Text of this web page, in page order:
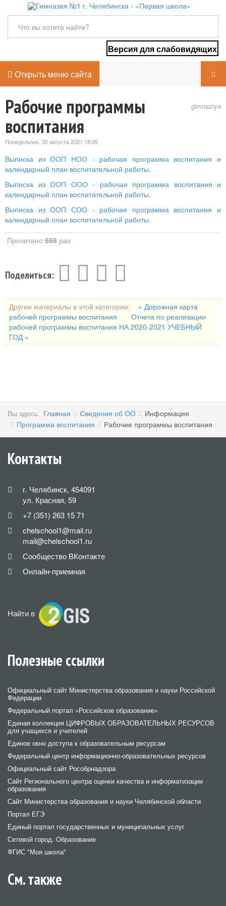
Версия для слабовидящих
Открыть меню сайта
gimnaziya
Рабочие программы
воспитания
Понедельник, 30 августа 2021 18:05
Выписка из ООП НОО - рабочая программа воспитания и
календарный план воспитательной работы.
Выписка из ООП ООО - рабочая программа воспитания и
календарный план воспитательной работы.
Выписка из ООП СОО - рабочая программа воспитания и
календарный план воспитательной работы.
Прочитано 666 раз
Поделиться:
Другие материалы в этой категории:
« Дорожная карта
рабочей программы воспитания
Отчета по реализации
рабочей программы воспитания НА 2020-2021 УЧЕБНЫЙ
ГОД »
Вы здесь: Главная Сведения об ОО
Информация
Программа воспитания
Рабочие программы воспитания
Контакты
г. Челябинск, 454091
ул. Красная, 59
+7 (351) 263 15 71
chelschool1@mail.ru
mail@chelschool1.ru
Сообщество ВКонтакте
Онлайн-приемная
Найти в
Полезные ссылки
Официальный сайт Министерства образования и науки Российской
Федерации
Федеральный портал «Российское образование»
Единая коллекция ЦИФРОВЫХ ОБРАЗОВАТЕЛЬНЫХ РЕСУРСОВ
для учащихся и учителей
Единое окно доступа к образовательным ресурсам
Федеральный центр информационно-образовательных ресурсов
Официальный сайт Рособрнадзора
Сайт Регионального центра оценки качества и информатизации
образования
Сайт Министерства образования и науки Челябинской области
Портал ЕГЭ
Единый портал государственных и муниципальных услуг
Сетевой город. Образование
ФГИС "Моя школа"
См. также